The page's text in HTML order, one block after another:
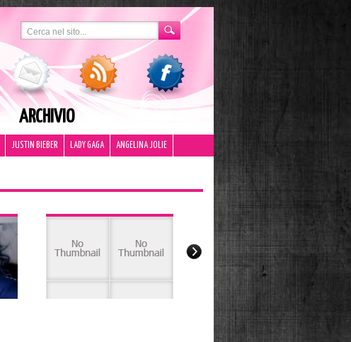
ARCHIVIO
JUSTIN BIEBER LADY GAGA ANGELINA JOLIE